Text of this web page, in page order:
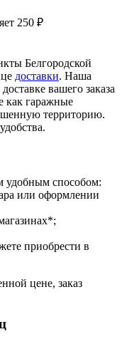
250 ₽
Белгородской
доставки. Наша
вашего заказа
как гаражные
территорию.
удобным способом:
или оформлении
*;
приобрести в
цене, заказ